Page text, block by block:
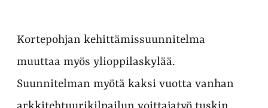
Kortepohjan kehittämissuunnitelma
muuttaa myös ylioppilaskylää.
Suunnitelman myötä kaksi vuotta vanhan